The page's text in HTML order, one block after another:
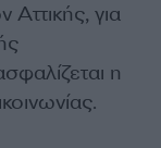
Αττικής, για
η